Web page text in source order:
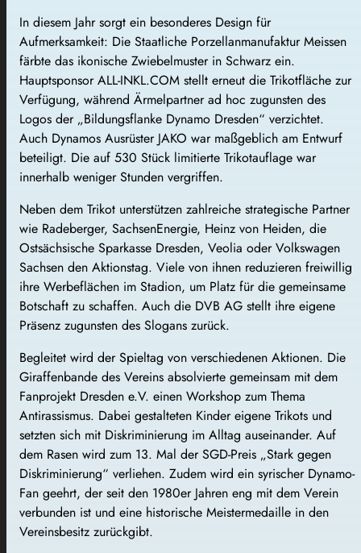
In diesem Jahr sorgt ein besonderes Design für
Aufmerksamkeit: Die Staatliche Porzellanmanufaktur Meissen
färbte das ikonische Zwiebelmuster in Schwarz ein.
Hauptsponsor ALL-INKL.COM stellt erneut die Trikotfläche zur
Verfügung, während Ärmelpartner ad hoc zugunsten des
Logos der „Bildungsflanke Dynamo Dresden“ verzichtet.
Auch Dynamos Ausrüster JAKO war maßgeblich am Entwurf
beteiligt. Die auf 530 Stück limitierte Trikotauflage war
innerhalb weniger Stunden vergriffen.
Neben dem Trikot unterstützen zahlreiche strategische Partner
wie Radeberger, SachsenEnergie, Heinz von Heiden, die
Ostsächsische Sparkasse Dresden, Veolia oder Volkswagen
Sachsen den Aktionstag. Viele von ihnen reduzieren freiwillig
ihre Werbeflächen im Stadion, um Platz für die gemeinsame
Botschaft zu schaffen. Auch die DVB AG stellt ihre eigene
Präsenz zugunsten des Slogans zurück.
Begleitet wird der Spieltag von verschiedenen Aktionen. Die
Giraffenbande des Vereins absolvierte gemeinsam mit dem
Fanprojekt Dresden e.V. einen Workshop zum Thema
Antirassismus. Dabei gestalteten Kinder eigene Trikots und
setzten sich mit Diskriminierung im Alltag auseinander. Auf
dem Rasen wird zum 13. Mal der SGD-Preis „Stark gegen
Diskriminierung“ verliehen. Zudem wird ein syrischer Dynamo-
Fan geehrt, der seit den 1980er Jahren eng mit dem Verein
verbunden ist und eine historische Meistermedaille in den
Vereinsbesitz zurückgibt.